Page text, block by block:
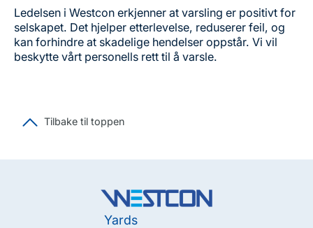
Ledelsen i Westcon erkjenner at varsling er positivt for
selskapet. Det hjelper etterlevelse, reduserer feil, og
kan forhindre at skadelige hendelser oppstår. Vi vil
beskytte vårt personells rett til å varsle.
Tilbake til toppen
Yards